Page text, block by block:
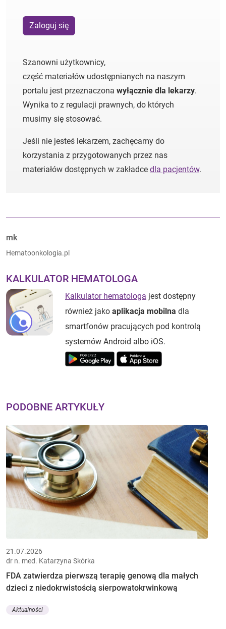
Zaloguj się
Szanowni użytkownicy,
część materiałów udostępnianych na naszym
portalu jest przeznaczona wyłącznie dla lekarzy.
Wynika to z regulacji prawnych, do których
musimy się stosować.
Jeśli nie jesteś lekarzem, zachęcamy do
korzystania z przygotowanych przez nas
materiałów dostępnych w zakładce dla pacjentów.
Autorzy:
mk
Hematoonkologia.pl
KALKULATOR HEMATOLOGA
Kalkulator hematologa jest dostępny
również jako aplikacja mobilna dla
smartfonów pracujących pod kontrolą
systemów Android albo iOS.
PODOBNE ARTYKUŁY
21.07.2026
dr n. med. Katarzyna Skórka
FDA zatwierdza pierwszą terapię genową dla małych
dzieci z niedokrwistością sierpowatokrwinkową
Aktualności